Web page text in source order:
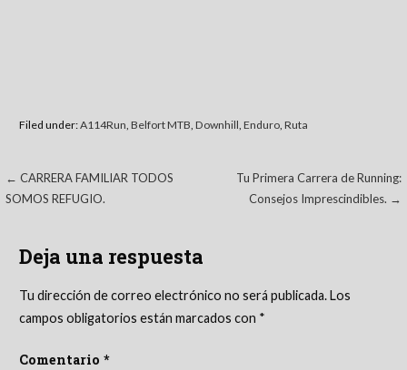
Filed under:A114Run, Belfort MTB, Downhill, Enduro, Ruta
Navegación
entradas
← CARRERA FAMILIAR TODOS
SOMOS REFUGIO.
Tu Primera Carrera de Running:
Consejos Imprescindibles. →
Deja una respuesta
Tu dirección de correo electrónico no será publicada.Los
campos obligatorios están marcados con *
Comentario *